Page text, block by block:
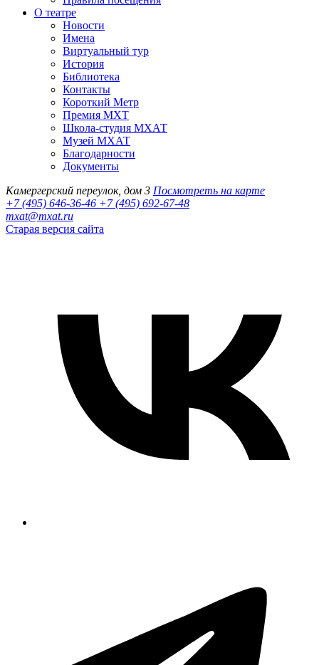
О театре
Новости
Имена
Виртуальный тур
История
Библиотека
Контакты
Короткий Метр
Премия МХТ
Школа-студия МХАТ
Музей МХАТ
Благодарности
Документы
Камергерский переулок, дом 3 Посмотреть на карте
+7 (495) 646-36-46 +7 (495) 692-67-48‬
mxat@mxat.ru
Старая версия сайта